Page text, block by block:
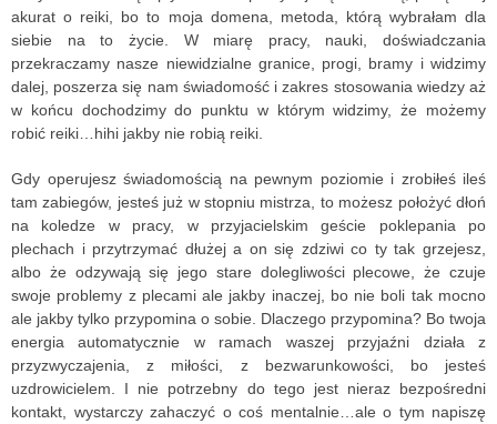
akurat o reiki, bo to moja domena, metoda, którą wybrałam dla
siebie na to życie. W miarę pracy, nauki, doświadczania
przekraczamy nasze niewidzialne granice, progi, bramy i widzimy
dalej, poszerza się nam świadomość i zakres stosowania wiedzy aż
w końcu dochodzimy do punktu w którym widzimy, że możemy
robić reiki…hihi jakby nie robią reiki.
Gdy operujesz świadomością na pewnym poziomie i zrobiłeś ileś
tam zabiegów, jesteś już w stopniu mistrza, to możesz położyć dłoń
na koledze w pracy, w przyjacielskim geście poklepania po
plechach i przytrzymać dłużej a on się zdziwi co ty tak grzejesz,
albo że odzywają się jego stare dolegliwości plecowe, że czuje
swoje problemy z plecami ale jakby inaczej, bo nie boli tak mocno
ale jakby tylko przypomina o sobie. Dlaczego przypomina? Bo twoja
energia automatycznie w ramach waszej przyjaźni działa z
przyzwyczajenia, z miłości, z bezwarunkowości, bo jesteś
uzdrowicielem. I nie potrzebny do tego jest nieraz bezpośredni
kontakt, wystarczy zahaczyć o coś mentalnie…ale o tym napiszę